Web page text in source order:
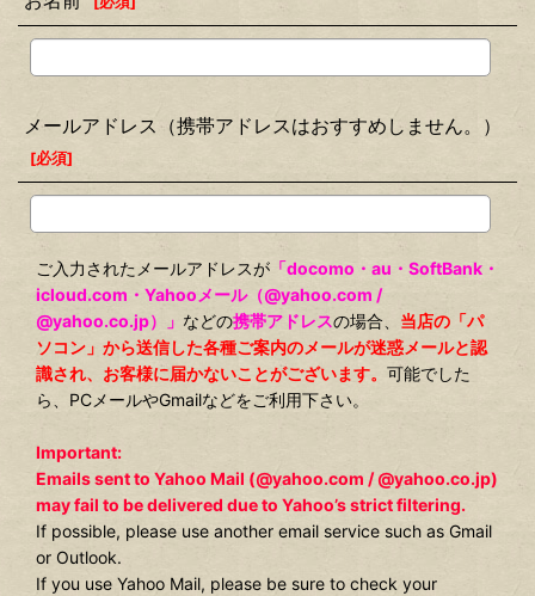
メールアドレス（携帯アドレスはおすすめしません。）
[必須]
ご入力されたメールアドレスが 「docomo・au・SoftBank・
icloud.com・Yahooメール（@yahoo.com /
@yahoo.co.jp）」 などの携帯アドレスの場合、 当店の「パ
ソコン」から送信した各種ご案内のメールが迷惑メールと認
識され、お客様に届かないことがございます。 可能でした
ら、PCメールやGmailなどをご利用下さい。
Important:
Emails sent to Yahoo Mail (@yahoo.com / @yahoo.co.jp)
may fail to be delivered due to Yahoo’s strict filtering.
If possible, please use another email service such as Gmail
or Outlook.
If you use Yahoo Mail, please be sure to check your